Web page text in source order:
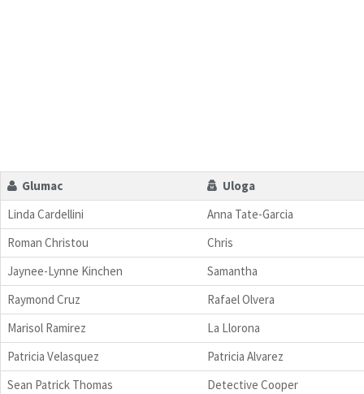
Glumac
Uloga
Linda Cardellini
Anna Tate-Garcia
Roman Christou
Chris
Jaynee-Lynne Kinchen
Samantha
Raymond Cruz
Rafael Olvera
Marisol Ramirez
La Llorona
Patricia Velasquez
Patricia Alvarez
Sean Patrick Thomas
Detective Cooper